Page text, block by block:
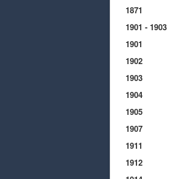
1871
1901 - 1903
1901
1902
1903
1904
1905
1907
1911
1912